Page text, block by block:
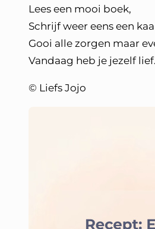
Lees een mooi boek,
Schrijf weer eens een
Gooi alle zorgen maar
Vandaag heb je jezelf lief.
© Liefs Jojo